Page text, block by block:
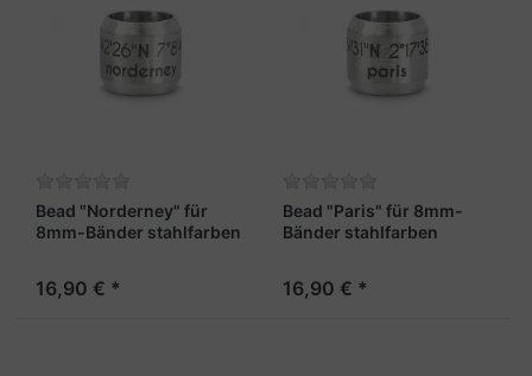
Bead "Norderney" für
8mm-Bänder stahlfarben
16,90 € *
Bead "Paris" für 8mm-
Bänder stahlfarben
16,90 € *